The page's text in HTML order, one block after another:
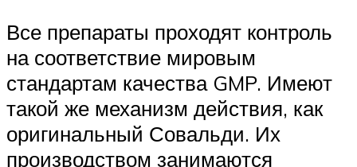
Все препараты проходят контроль
на соответствие мировым
стандартам качества GMP. Имеют
такой же механизм действия, как
оригинальный Совальди. Их
производством занимаются